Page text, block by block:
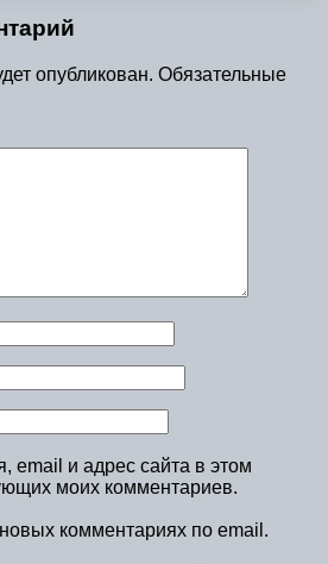
опубликован. Обязательные
email и адрес сайта в этом
моих комментариев.
комментариях по email.